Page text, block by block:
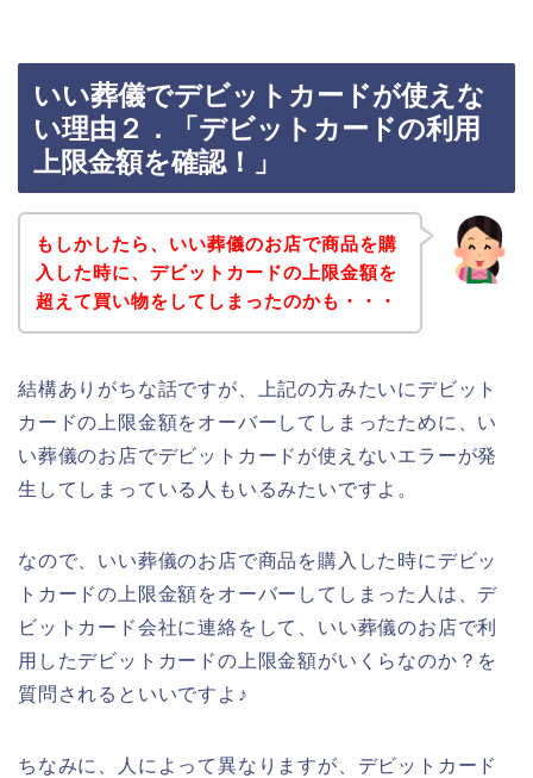
いい葬儀でデビットカードが使えな
い理由２．「デビットカードの利用
上限金額を確認！」
もしかしたら、いい葬儀のお店で商品を購
入した時に、デビットカードの上限金額を
超えて買い物をしてしまったのかも・・・
結構ありがちな話ですが、上記の方みたいにデビット
カードの上限金額をオーバーしてしまったために、い
い葬儀のお店でデビットカードが使えないエラーが発
生してしまっている人もいるみたいですよ。
なので、いい葬儀のお店で商品を購入した時にデビッ
トカードの上限金額をオーバーしてしまった人は、デ
ビットカード会社に連絡をして、いい葬儀のお店で利
用したデビットカードの上限金額がいくらなのか？を
質問されるといいですよ♪
ちなみに、人によって異なりますが、デビットカード